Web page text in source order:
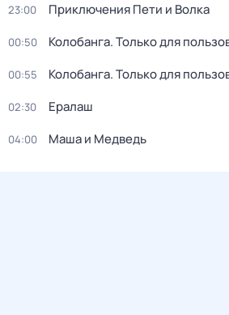
23:00 Приключения Пети и Волка
00:50 Колобанга. Только для
00:55 Колобанга. Только для
02:30 Ералаш
04:00 Маша и Медведь